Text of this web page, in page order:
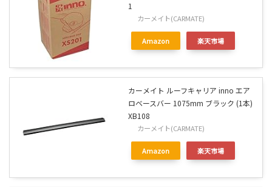
1
カーメイト(CARMATE)
Amazon 楽天市場
カーメイト ルーフキャリア inno エア
ロベースバー 1075mm ブラック (1本)
XB108
カーメイト(CARMATE)
Amazon 楽天市場